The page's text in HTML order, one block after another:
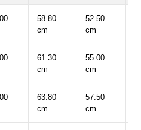
58.80
cm
52.50
cm
61.30
cm
55.00
cm
63.80
cm
57.50
cm